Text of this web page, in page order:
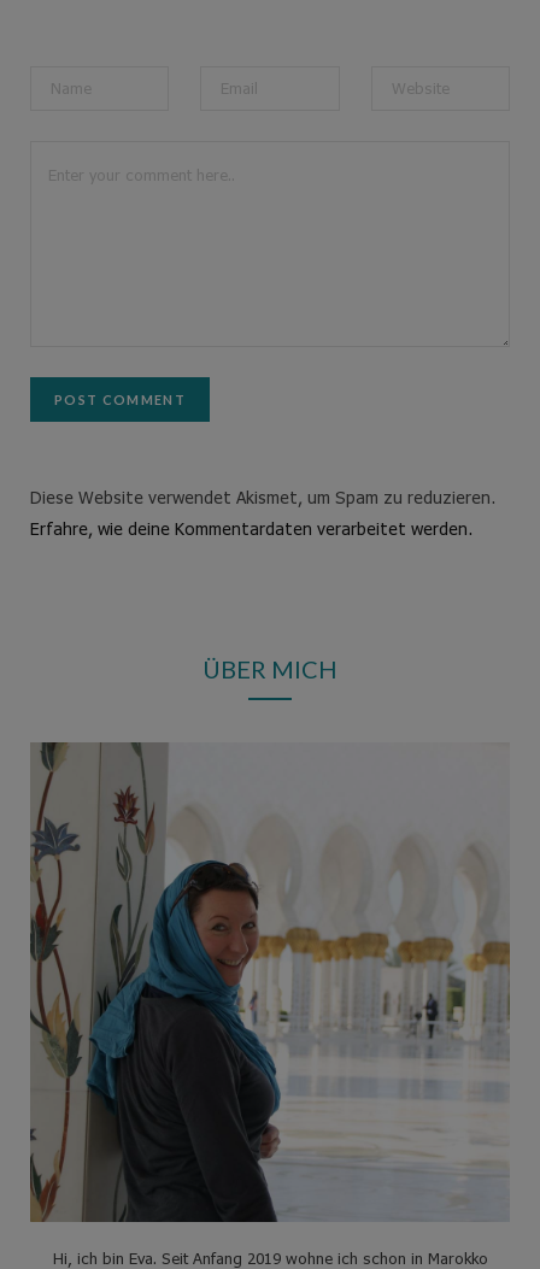
Diese Website verwendet Akismet, um Spam zu reduzieren.
Erfahre, wie deine Kommentardaten verarbeitet werden.
ÜBER MICH
Hi, ich bin Eva. Seit Anfang 2019 wohne ich schon in Marokko